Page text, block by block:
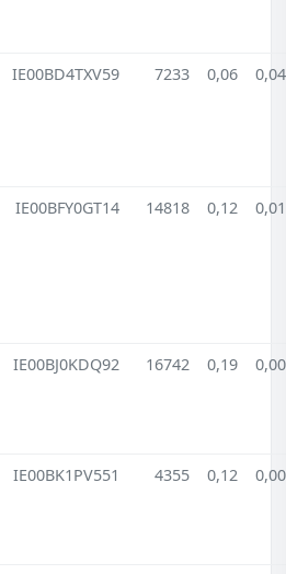
IE00BD4TXV59 7233 0,06 0,04
IE00BFY0GT14 14818 0,12 0,01
IE00BJ0KDQ92 16742 0,19 0,00
IE00BK1PV551 4355 0,12 0,00